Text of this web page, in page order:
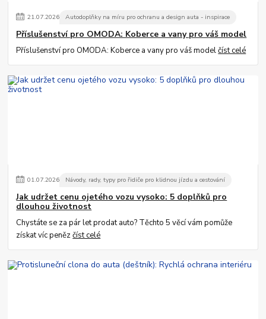
21.07.2026 Autodoplňky na míru pro ochranu a design auta - inspirace
Příslušenství pro OMODA: Koberce a vany pro váš model
Příslušenství pro OMODA: Koberce a vany pro váš modelčíst celé
01.07.2026 Návody, rady, typy pro řidiče pro klidnou jízdu a cestování
Jak udržet cenu ojetého vozu vysoko: 5 doplňků pro
dlouhou životnost
Chystáte se za pár let prodat auto? Těchto 5 věcí vám pomůže
získat víc penězčíst celé